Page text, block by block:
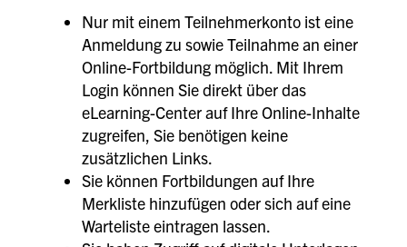
Nur mit einem Teilnehmerkonto ist eine
Anmeldung zu sowie Teilnahme an einer
Online-Fortbildung möglich. Mit Ihrem
Login können Sie direkt über das
eLearning-Center auf Ihre Online-Inhalte
zugreifen, Sie benötigen keine
zusätzlichen Links.
Sie können Fortbildungen auf Ihre
Merkliste hinzufügen oder sich auf eine
Warteliste eintragen lassen.